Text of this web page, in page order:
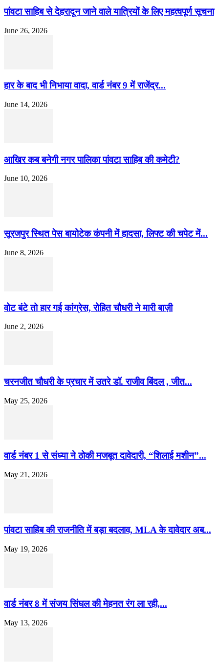
पांवटा साहिब से देहरादून जाने वाले यात्रियों के लिए महत्वपूर्ण सूचना
June 26, 2026
हार के बाद भी निभाया वादा, वार्ड नंबर 9 में राजेंद्र...
June 14, 2026
आखिर कब बनेगी नगर पालिका पांवटा साहिब की कमेटी?
June 10, 2026
सूरजपुर स्थित पेस बायोटेक कंपनी में हादसा, लिफ्ट की चपेट में...
June 8, 2026
वोट बंटे तो हार गई कांग्रेस, रोहित चौधरी ने मारी बाज़ी
June 2, 2026
चरनजीत चौधरी के प्रचार में उतरे डॉ. राजीव बिंदल , जीत...
May 25, 2026
वार्ड नंबर 1 से संध्या ने ठोकी मजबूत दावेदारी, “शिलाई मशीन”...
May 21, 2026
पांवटा साहिब की राजनीति में बड़ा बदलाव, MLA के दावेदार अब...
May 19, 2026
वार्ड नंबर 8 में संजय सिंघल की मेहनत रंग ला रही,...
May 13, 2026